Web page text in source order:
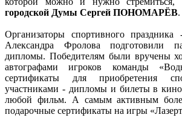
городской Думы Сергей ПОНОМАРЁВ.
Организаторы спортивного праздника
Александра Фролова подготовили
дипломы. Победителям были вручены
автографами игроков команды
сертификаты для приобретения
участниками - дипломы и билеты в
любой фильм. А самым активным
подарочные сертификаты на игры